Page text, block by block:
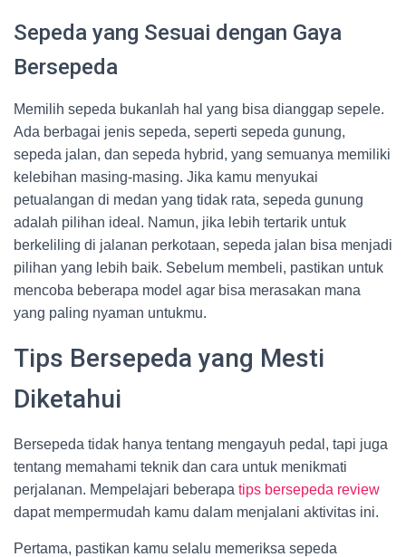
Sepeda yang Sesuai dengan Gaya
Bersepeda
Memilih sepeda bukanlah hal yang bisa dianggap sepele.
Ada berbagai jenis sepeda, seperti sepeda gunung,
sepeda jalan, dan sepeda hybrid, yang semuanya memiliki
kelebihan masing-masing. Jika kamu menyukai
petualangan di medan yang tidak rata, sepeda gunung
adalah pilihan ideal. Namun, jika lebih tertarik untuk
berkeliling di jalanan perkotaan, sepeda jalan bisa menjadi
pilihan yang lebih baik. Sebelum membeli, pastikan untuk
mencoba beberapa model agar bisa merasakan mana
yang paling nyaman untukmu.
Tips Bersepeda yang Mesti
Diketahui
Bersepeda tidak hanya tentang mengayuh pedal, tapi juga
tentang memahami teknik dan cara untuk menikmati
perjalanan. Mempelajari beberapa tips bersepeda review
dapat mempermudah kamu dalam menjalani aktivitas ini.
Pertama, pastikan kamu selalu memeriksa sepeda